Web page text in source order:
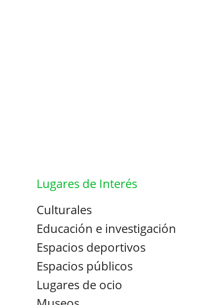
Lugares de Interés
Culturales
Educación e investigación
Espacios deportivos
Espacios públicos
Lugares de ocio